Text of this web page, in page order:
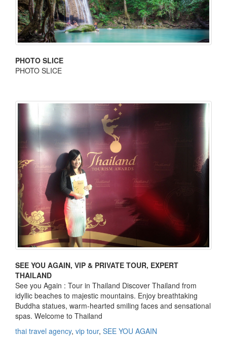
PHOTO SLICE
PHOTO SLICE
SEE YOU AGAIN, VIP & PRIVATE TOUR, EXPERT
THAILAND
See you Again : Tour in Thailand Discover Thailand from
idyllic beaches to majestic mountains. Enjoy breathtaking
Buddha statues, warm-hearted smiling faces and sensational
spas. Welcome to Thailand
thai travel agency, vip tour, SEE YOU AGAIN